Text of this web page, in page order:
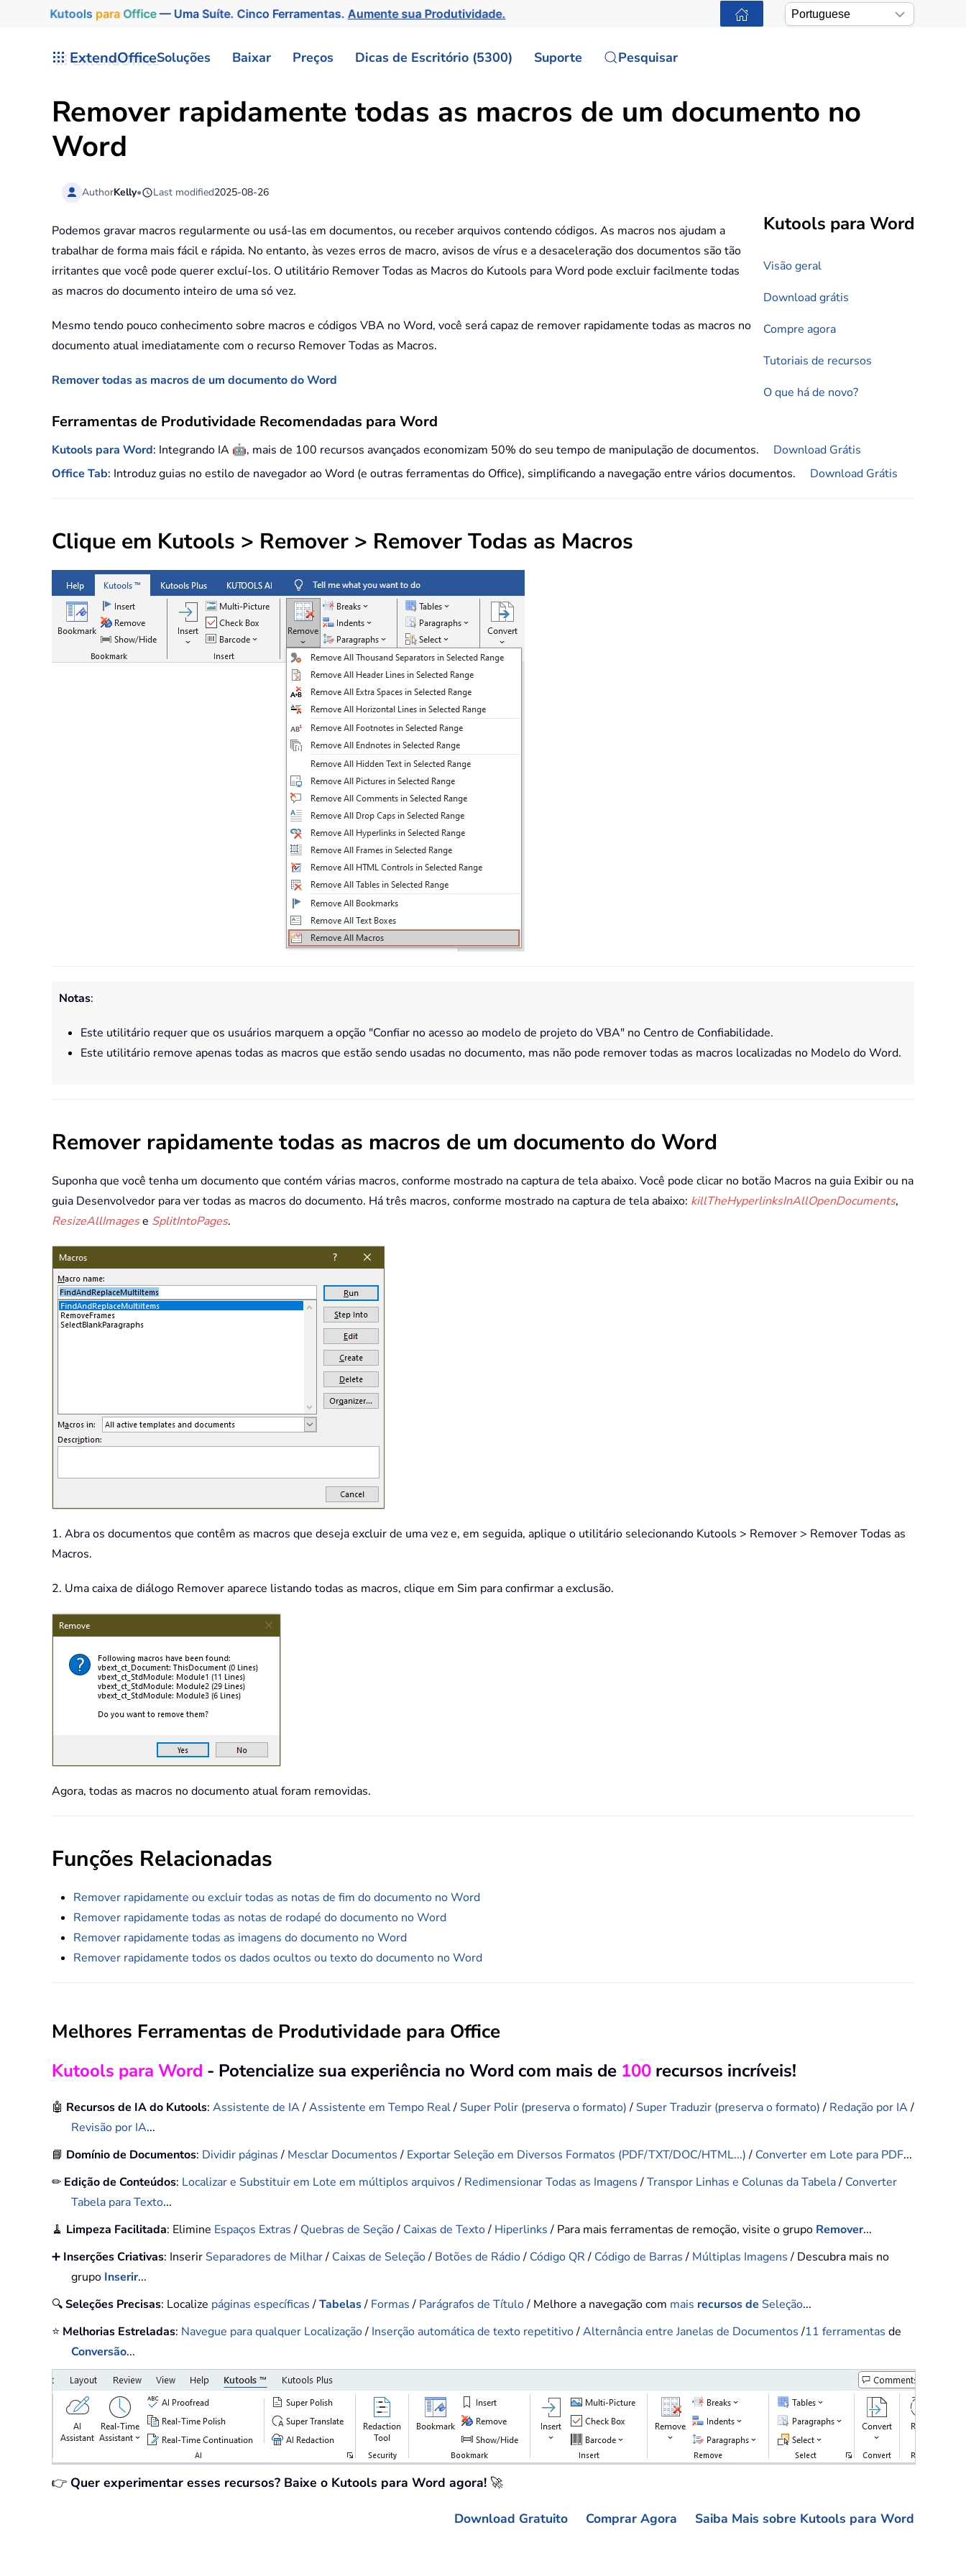
Kutools para Office— Uma Suíte. Cinco Ferramentas.Aumente sua Produtividade.
ExtendOfficeSoluções Baixar Preços Dicas de Escritório (5300) Suporte Pesquisar
Remover rapidamente todas as macros de um documento no
Word
AuthorKelly• Last modified2025-08-26
Kutools para Word
Visão geral
Download grátis
Compre agora
Tutoriais de recursos
O que há de novo?
Podemos gravar macros regularmente ou usá-las em documentos, ou receber arquivos contendo códigos. As macros nos ajudam a
trabalhar de forma mais fácil e rápida. No entanto, às vezes erros de macro, avisos de vírus e a desaceleração dos documentos são tão
irritantes que você pode querer excluí-los. O utilitário Remover Todas as Macros do Kutools para Word pode excluir facilmente todas
as macros do documento inteiro de uma só vez.
Mesmo tendo pouco conhecimento sobre macros e códigos VBA no Word, você será capaz de remover rapidamente todas as macros no
documento atual imediatamente com o recurso Remover Todas as Macros.
Remover todas as macros de um documento do Word
Ferramentas de Produtividade Recomendadas para Word
Kutools para Word: Integrando IA 🤖, mais de 100 recursos avançados economizam 50% do seu tempo de manipulação de documentos.
Download Grátis
Office Tab: Introduz guias no estilo de navegador ao Word (e outras ferramentas do Office), simplificando a navegação entre vários documentos. Download Grátis
Clique em Kutools > Remover > Remover Todas as Macros
Notas:
Este utilitário requer que os usuários marquem a opção "Confiar no acesso ao modelo de projeto do VBA" no Centro de Confiabilidade.
Este utilitário remove apenas todas as macros que estão sendo usadas no documento, mas não pode remover todas as macros localizadas no Modelo do Word.
Remover rapidamente todas as macros de um documento do Word
Suponha que você tenha um documento que contém várias macros, conforme mostrado na captura de tela abaixo. Você pode clicar no botão Macros na guia Exibir ou na
guia Desenvolvedor para ver todas as macros do documento. Há três macros, conforme mostrado na captura de tela abaixo: killTheHyperlinksInAllOpenDocuments,
ResizeAllImagese SplitIntoPages.
1. Abra os documentos que contêm as macros que deseja excluir de uma vez e, em seguida, aplique o utilitário selecionando Kutools > Remover > Remover Todas as
Macros.
2. Uma caixa de diálogo Remover aparece listando todas as macros, clique em Sim para confirmar a exclusão.
Agora, todas as macros no documento atual foram removidas.
Funções Relacionadas
Remover rapidamente ou excluir todas as notas de fim do documento no Word
Remover rapidamente todas as notas de rodapé do documento no Word
Remover rapidamente todas as imagens do documento no Word
Remover rapidamente todos os dados ocultos ou texto do documento no Word
Melhores Ferramentas de Produtividade para Office
Kutools para Word - Potencialize sua experiência no Word com mais de 100 recursos incríveis!
🤖 Recursos de IA do Kutools: Assistente de IA/Assistente em Tempo Real/ Super Polir (preserva o formato)/ Super Traduzir (preserva o formato)/ Redação por IA/
Revisão por IA...
📘 Domínio de Documentos: Dividir páginas/ Mesclar Documentos/ Exportar Seleção em Diversos Formatos (PDF/TXT/DOC/HTML...)/ Converter em Lote para PDF...
✏ Edição de Conteúdos: Localizar e Substituir em Lote em múltiplos arquivos/ Redimensionar Todas as Imagens/Transpor Linhas e Colunas da Tabela/ Converter
Tabela para Texto...
🧹 Limpeza Facilitada: Elimine Espaços Extras/ Quebras de Seção/ Caixas de Texto/ Hiperlinks/ Para mais ferramentas de remoção, visite o grupo Remover...
➕ Inserções Criativas: Inserir Separadores de Milhar/ Caixas de Seleção/ Botões de Rádio/ Código QR/ Código de Barras/ Múltiplas Imagens/ Descubra mais no
grupo Inserir...
🔍Seleções Precisas: Localize páginas específicas/Tabelas/ Formas/ Parágrafos de Título/ Melhore a navegação com mais recursos de Seleção...
⭐ Melhorias Estreladas: Navegue para qualquer Localização/ Inserção automática de texto repetitivo/Alternância entre Janelas de Documentos/11 ferramentas de
Conversão...
👉 Quer experimentar esses recursos? Baixe o Kutools para Word agora! 🚀
Download Gratuito Comprar Agora Saiba Mais sobre Kutools para Word